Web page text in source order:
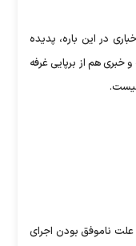
در این باره، پدیده
هم از برپایی غرفه
نیست.
علت ناموفق بودن اجرای